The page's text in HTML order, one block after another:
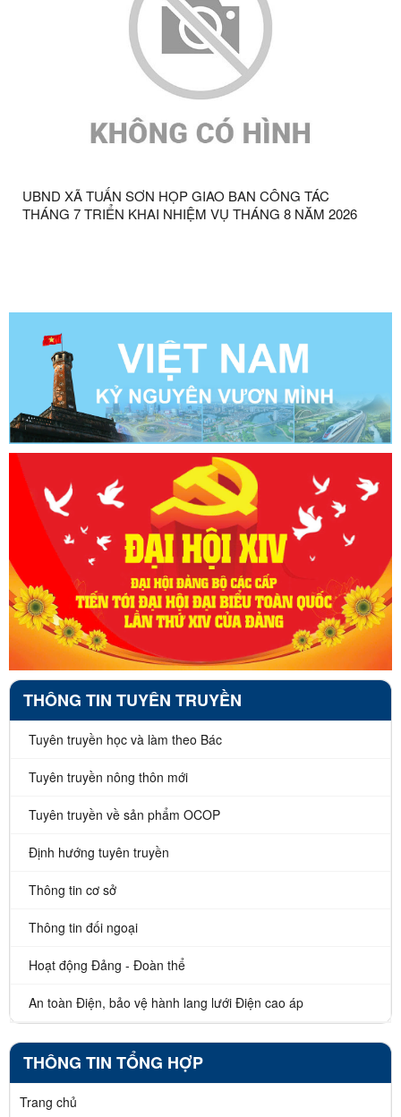
UBND XÃ TUẤN SƠN HỌP GIAO BAN CÔNG TÁC
THÁNG 7 TRIỂN KHAI NHIỆM VỤ THÁNG 8 NĂM 2026
THÔNG TIN TUYÊN TRUYỀN
Tuyên truyền học và làm theo Bác
Tuyên truyền nông thôn mới
Tuyên truyền về sản phẩm OCOP
Định hướng tuyên truyền
Thông tin cơ sở
Thông tin đối ngoại
Hoạt động Đảng - Đoàn thể
An toàn Điện, bảo vệ hành lang lưới Điện cao áp
THÔNG TIN TỔNG HỢP
Trang chủ